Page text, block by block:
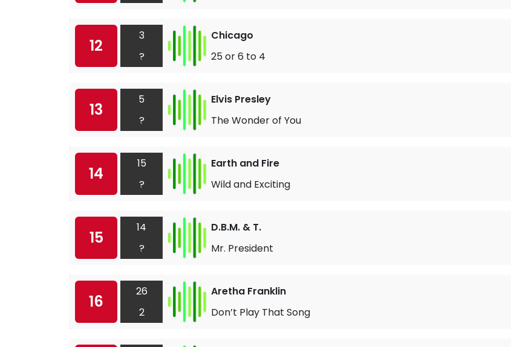
12
3
?
Chicago
25 or 6 to 4
13
5
?
Elvis Presley
The Wonder of You
14
15
?
Earth and Fire
Wild and Exciting
15
14
?
D.B.M. & T.
Mr. President
16
26
2
Aretha Franklin
Don’t Play That Song